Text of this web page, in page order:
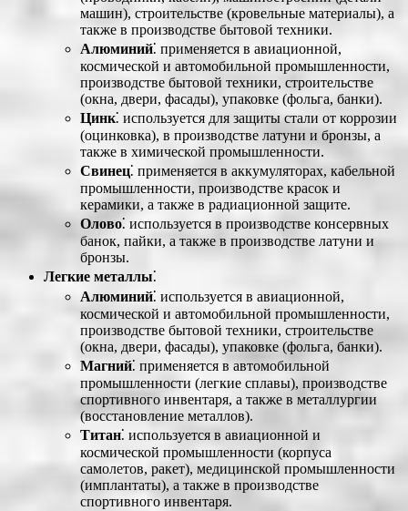
машин), строительстве (кровельные материалы), а
также в производстве бытовой техники.
Алюминий⁚ применяется в авиационной,
космической и автомобильной промышленности,
производстве бытовой техники, строительстве
(окна, двери, фасады), упаковке (фольга, банки).
Цинк⁚ используется для защиты стали от коррозии
(оцинковка), в производстве латуни и бронзы, а
также в химической промышленности.
Свинец⁚ применяется в аккумуляторах, кабельной
промышленности, производстве красок и
керамики, а также в радиационной защите.
Олово⁚ используется в производстве консервных
банок, пайки, а также в производстве латуни и
бронзы.
Легкие металлы⁚
Алюминий⁚ используется в авиационной,
космической и автомобильной промышленности,
производстве бытовой техники, строительстве
(окна, двери, фасады), упаковке (фольга, банки).
Магний⁚ применяется в автомобильной
промышленности (легкие сплавы), производстве
спортивного инвентаря, а также в металлургии
(восстановление металлов).
Титан⁚ используется в авиационной и
космической промышленности (корпуса
самолетов, ракет), медицинской промышленности
(имплантаты), а также в производстве
спортивного инвентаря.